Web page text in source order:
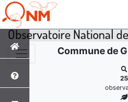
Observatoire National
Commune de
25